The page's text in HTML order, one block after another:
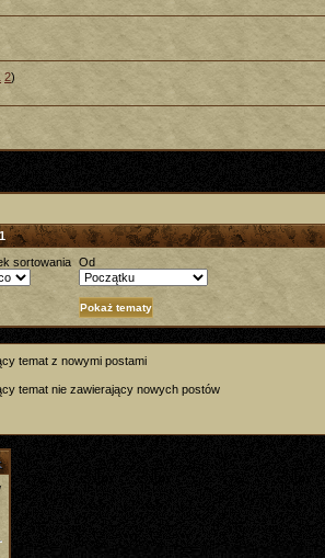
2)
sortowania Od
temat z nowymi postami
temat nie zawierający nowych postów